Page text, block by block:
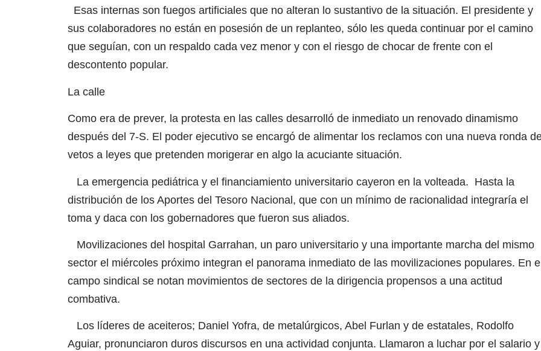
Esas internas son fuegos artificiales que no alteran lo sustantivo de la situación. El presidente y
sus colaboradores no están en posesión de un replanteo, sólo les queda continuar por el camino
que seguían, con un respaldo cada vez menor y con el riesgo de chocar de frente con el
descontento popular.
La calle
Como era de prever, la protesta en las calles desarrolló de inmediato un renovado dinamismo
después del 7-S. El poder ejecutivo se encargó de alimentar los reclamos con una nueva ronda
vetos a leyes que pretenden morigerar en algo la acuciante situación.
La emergencia pediátrica y el financiamiento universitario cayeron en la volteada. Hasta la
distribución de los Aportes del Tesoro Nacional, que con un mínimo de racionalidad integraría el
toma y daca con los gobernadores que fueron sus aliados.
Movilizaciones del hospital Garrahan, un paro universitario y una importante marcha del mismo
sector el miércoles próximo integran el panorama inmediato de las movilizaciones populares. En
campo sindical se notan movimientos de sectores de la dirigencia propensos a una actitud
combativa.
Los líderes de aceiteros; Daniel Yofra, de metalúrgicos, Abel Furlan y de estatales, Rodolfo
Aguiar, pronunciaron duros discursos en una actividad conjunta. Llamaron a luchar por el salario